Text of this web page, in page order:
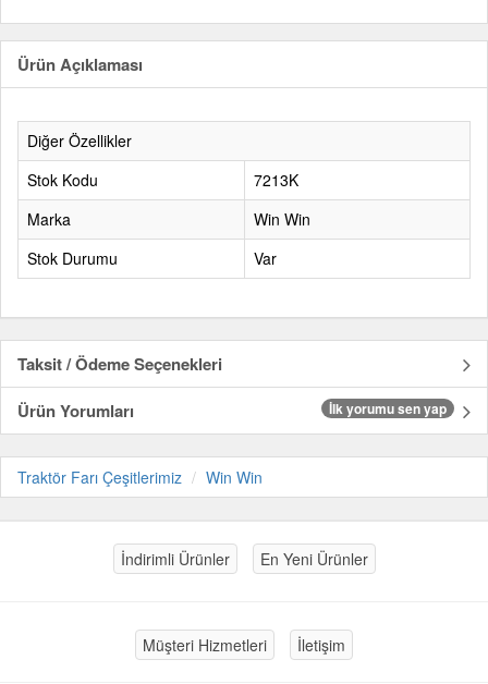
Ürün Açıklaması
Diğer Özellikler
Stok Kodu
7213K
Marka
Win Win
Stok Durumu
Var
Taksit / Ödeme Seçenekleri
Ürün Yorumları
İlk yorumu sen yap
Traktör Farı Çeşitlerimiz Win Win
İndirimli Ürünler En Yeni Ürünler
Müşteri Hizmetleri İletişim